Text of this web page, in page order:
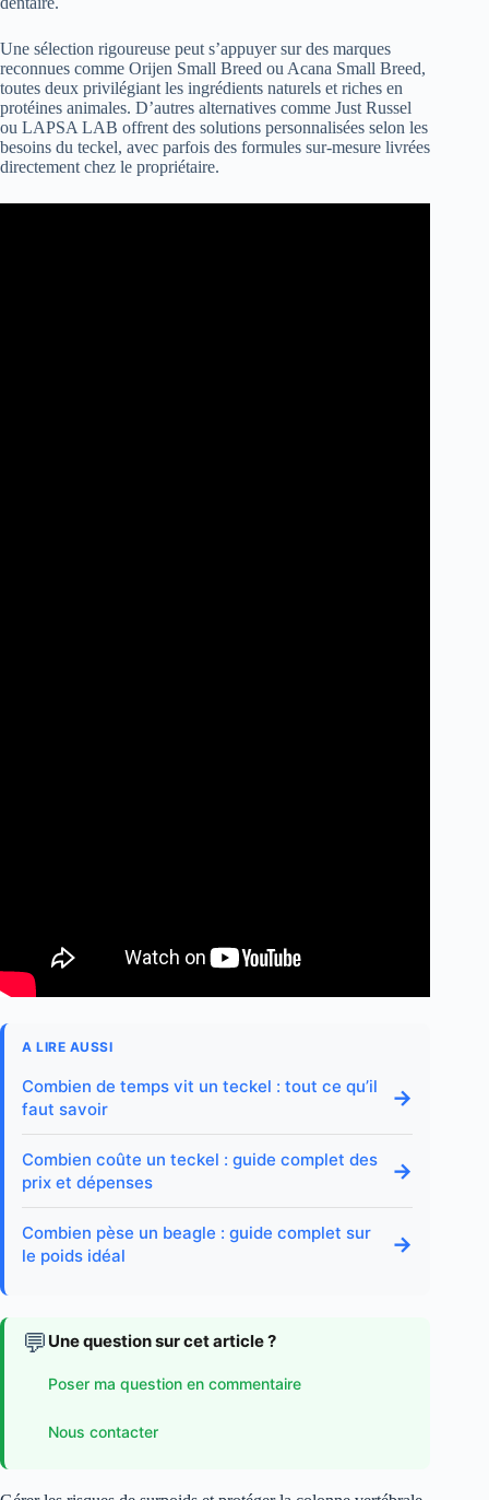
Une sélection rigoureuse peut s’appuyer sur des marques
reconnues comme Orijen Small Breed ou Acana Small Breed,
toutes deux privilégiant les ingrédients naturels et riches en
protéines animales. D’autres alternatives comme Just Russel
ou LAPSA LAB offrent des solutions personnalisées selon les
besoins du teckel, avec parfois des formules sur-mesure livrées
directement chez le propriétaire.
A LIRE AUSSI
Combien de temps vit un teckel : tout ce qu’il
faut savoir
→
Combien coûte un teckel : guide complet des
prix et dépenses
→
Combien pèse un beagle : guide complet sur
le poids idéal
→
💬 Une question sur cet article ?
Poser ma question en commentaire
Nous contacter